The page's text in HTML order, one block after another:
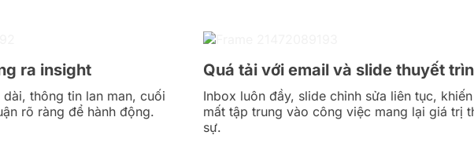
ra insight
thông tin lan man, cuối
rõ ràng để hành động.
Quá tải với email và slide thuyết
Inbox luôn đầy, slide chỉnh sửa liên tục,
mất tập trung vào công việc mang lại giá trị
sự.